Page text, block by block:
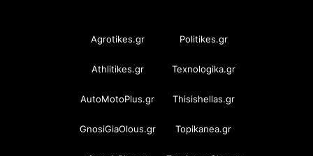
Agrotikes.gr Politikes.gr
Athlitikes.gr Texnologika.gr
AutoMotoPlus.gr Thisishellas.gr
GnosiGiaOlous.gr Topikanea.gr